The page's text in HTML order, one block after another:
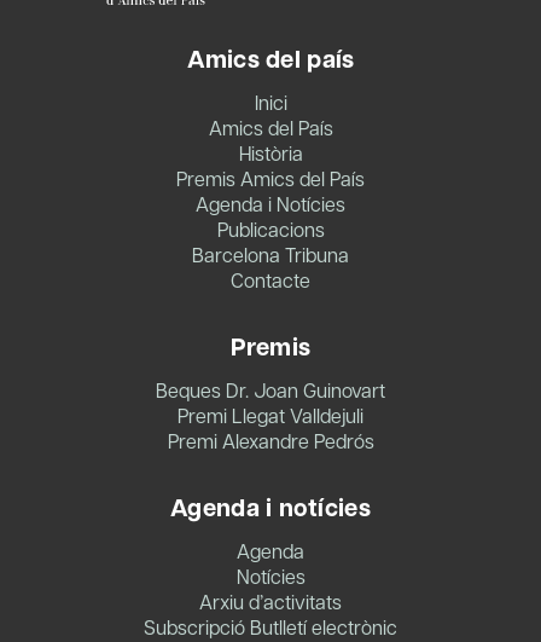
Amics del país
Inici
Amics del País
Història
Premis Amics del País
Agenda i Notícies
Publicacions
Barcelona Tribuna
Contacte
Premis
Beques Dr. Joan Guinovart
Premi Llegat Valldejuli
Premi Alexandre Pedrós
Agenda i notícies
Agenda
Notícies
Arxiu d’activitats
Subscripció Butlletí electrònic